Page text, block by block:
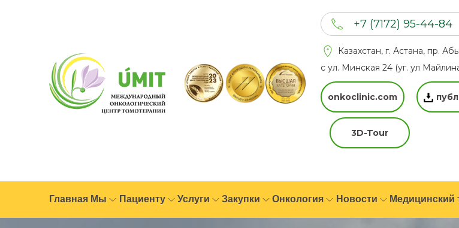
+7 (7172) 95-44-84
+7 (702) 201 94 44
+7 (777) 201 44 44
Казахстан, г. Астана, пр.
с ул. Минская 24 (уг. ул
onkoclinic.com
3D-Tour
Главная Мы Пациенту Услуги Закупки Онкология Новости Медицинский